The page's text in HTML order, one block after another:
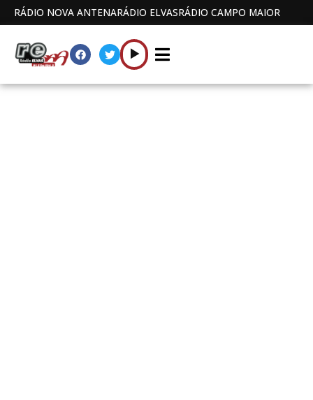
RÁDIO NOVA ANTENARÁDIO ELVASRÁDIO CAMPO MAIOR